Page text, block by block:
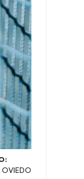
OVIEDO